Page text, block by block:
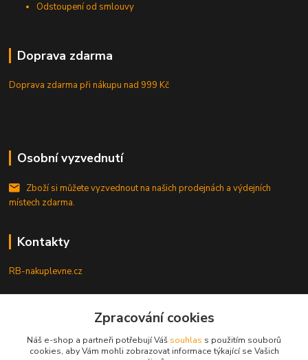
Odstoupení od smlouvy
Doprava zdarma
Doprava zdarma při nákupunad 999 Kč
Osobní vyzvednutí
Zboží si můžete vyzvednout na našich prodejnách a výdejních
místech zdarma.
Kontakty
RB-nakuplevne.cz
+420 222722421
info@rb-nakuplevne.cz
Zpracování cookies
Náš e-shop a partneři potřebují Váš souhlas s použitím souborů
cookies, aby Vám mohli zobrazovat informace týkající se Vašich